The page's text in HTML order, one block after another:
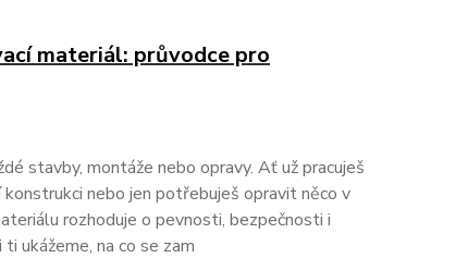
materiál: průvodce pro
stavby, montáže nebo opravy. Ať už pracuješ
nebo jen potřebuješ opravit něco v
rozhoduje o pevnosti, bezpečnosti i
ukážeme, na co se zam